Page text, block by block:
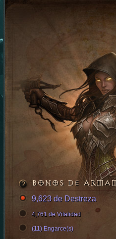
BONOS DE
9,623 de Destreza
4,761 de Vitalidad
(11) Engarce(s)